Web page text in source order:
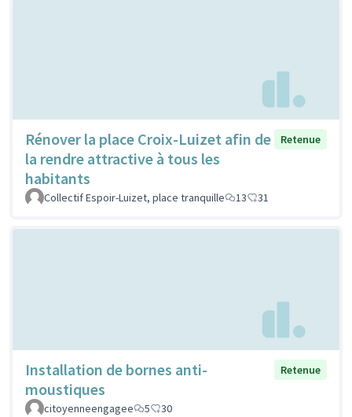
Rénover la place Croix-Luizet afin de
la rendre attractive à tous les
habitants
Retenue
Collectif Espoir-Luizet, place tranquille 13 31
Installation de bornes anti-
moustiques
Retenue
citoyenneengagee 5 30